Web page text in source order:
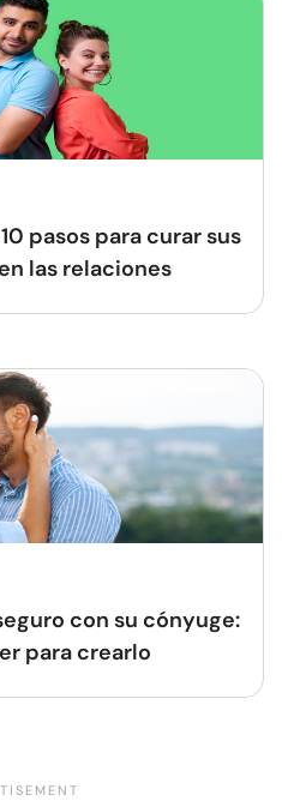
pasos para curar sus
las relaciones
con su cónyuge:
para crearlo